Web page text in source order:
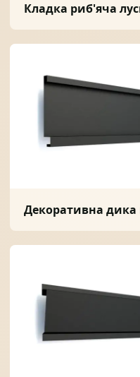
Кладка риб'яча
Декоративна дика